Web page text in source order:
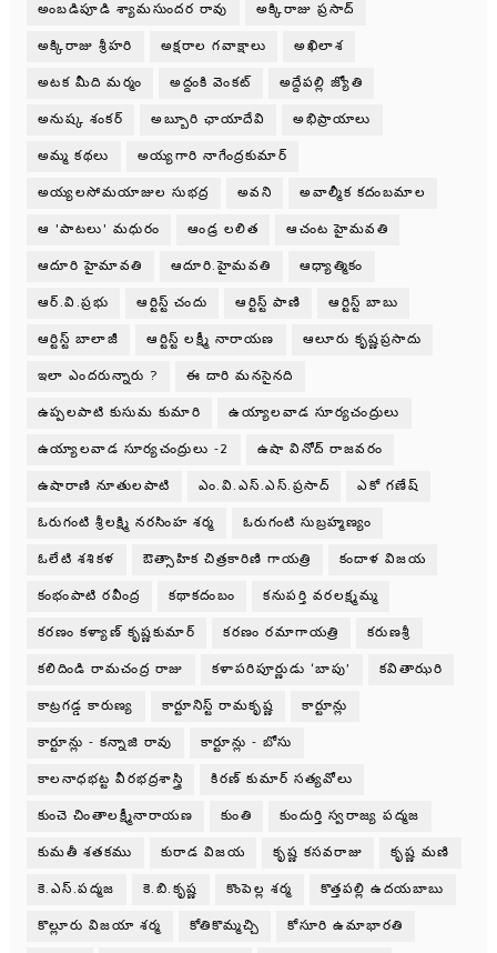
అంబడిపూడి శ్యామసుందర రావు అక్కిరాజు ప్రసాద్
అక్కిరాజు శ్రీహరి అక్షరాల గవాక్షాలు అఖిలాశ
అటక మీది మర్మం అద్దంకి వెంకట్ అద్దేపల్లి జ్యోతి
అనుష్క శంకర్ అబ్బూరి ఛాయాదేవి అభిప్రాయాలు
అమ్మ కథలు అయ్యగారి నాగేంద్రకుమార్
అయ్యలసోమయాజుల సుభద్ర అవని అవాల్మీక కదంబమాల
ఆ 'పాటలు' మధురం ఆండ్ర లలిత ఆచంట హైమవతి
ఆదూరి హైమావతి ఆదూరి.హైమవతి ఆధ్యాత్మికం
ఆర్.వి.ప్రభు ఆర్టిస్ట్ చందు ఆర్టిస్ట్ పాణి ఆర్టిస్ట్ బాబు
ఆర్టిస్ట్ బాలాజీ ఆర్టిస్ట్ లక్ష్మీ నారాయణ ఆలూరు కృష్ణప్రసాదు
ఇలా ఎందరున్నారు ? ఈ దారి మనసైనది
ఉప్పలపాటి కుసుమ కుమారి ఉయ్యాలవాడ సూర్యచంద్రులు
ఉయ్యాలవాడ సూర్యచంద్రులు -2 ఉషా వినోద్ రాజవరం
ఉషారాణి నూతులపాటి ఎం.వి.ఎస్.ఎస్.ప్రసాద్ ఎకో గణేష్
ఓరుగంటి శ్రీలక్ష్మి నరసింహ శర్మ ఓరుగంటి సుబ్రహ్మణ్యం
ఓలేటి శశికళ ఔత్సాహిక చిత్రకారిణి గాయత్రి కందాళ విజయ
కంభంపాటి రవీంద్ర కథాకదంబం కనుపర్తి వరలక్ష్మమ్మ
కరణం కళ్యాణ్ కృష్ణకుమార్ కరణం రమాగాయత్రి కరుణశ్రీ
కలిదిండి రామచంద్ర రాజు కళాపరిపూర్ణుడు ‘బాపు’ కవితాఝరి
కాట్రగడ్డ కారుణ్య కార్టూనిస్ట్ రామకృష్ణ కార్టూన్లు
కార్టూన్లు - కన్నాజి రావు కార్టూన్లు - బోసు
కాలనాధభట్ట వీరభద్రశాస్త్రి కిరణ్ కుమార్ సత్యవోలు
కుంచె చింతాలక్ష్మీనారాయణ కుంతి కుందుర్తి స్వరాజ్య పద్మజ
కుమతీ శతకము కురాడ విజయ కృష్ణ కసవరాజు కృష్ణ మణి
కె.ఎస్.పద్మజ కె.బి.కృష్ణ కొంపెల్ల శర్మ కొత్తపల్లి ఉదయబాబు
కొల్లూరు విజయా శర్మ కోతికొమ్మచ్చి కోసూరి ఉమాభారతి